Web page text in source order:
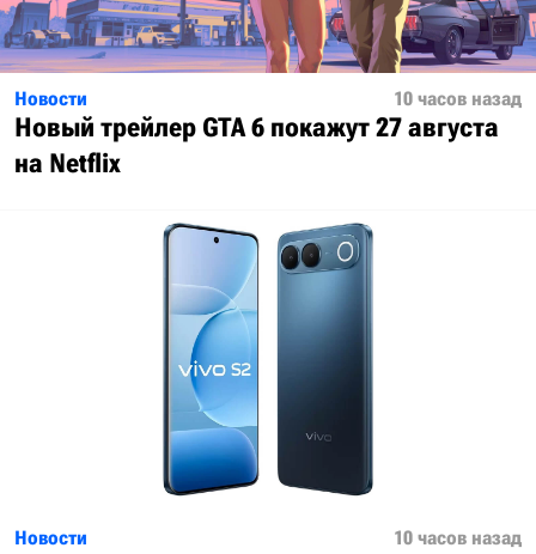
Новости 10 часов назад
Новый трейлер GTA 6 покажут 27 августа
на Netflix
Новости 10 часов назад